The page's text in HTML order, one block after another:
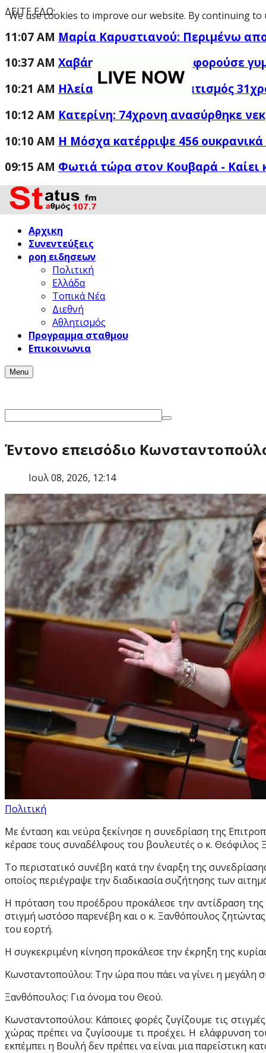
ΔΕΙΤΕ ΕΔΩ:
11:07 AM Μαρία Καρυστιανού: Περιμένω
10:37 AM Χαβάη: 20χρονος κυκλοφορούσε
10:21 AM Ηλεία: Σοβαρός τραυματισμός
10:12 AM Κατερίνη: 74χρονη ανασύρθηκε
10:10 AM Η Μόσχα κατέρριψε 456
09:15 AM Φωτιά τώρα στον Κουβαρά - Καίει
Αρχικη
Συνεντεύξεις
ροη ειδησεων
Πολιτική
Ελλάδα
Τοπικά Νέα
Διεθνή
Αθλητισμός
Προγραμμα σταθμου
Επικοινωνια
Menu
Έντονο επεισόδιο
Ιουλ 08, 2026, 12:14
Πολιτική
Με ένταση και νεύρα ξεκίνησε η συνεδρίαση της
κέρασε τους συναδέλφους του βουλευτές ο κ.
Το περιστατικό συνέβη κατά την έναρξη της
οποίος περιέγραψε την διαδικασία συζήτησης των
Η πρόταση του προέδρου προκάλεσε την αντίδραση
στιγμή ωστόσο παρενέβη και ο κ. Ξανθόπουλος
του εορτή.
Η συγκεκριμένη κίνηση προκάλεσε την έκρηξη της
Κωνσταντοπούλου: Την ώρα που πάει να γίνει η μεγάλη
Ξανθόπουλος: Για όνομα του Θεού.
Κωνσταντοπούλου: Κάποιες φορές ζυγίζουμε τις
χώρας πρέπει να ζυγίσουμε τι προέχει. Η ελάφρυνση
εκπέμπει η Βουλή δεν πρέπει να είναι μια παρεΐστικη
We use cookies to improve our website. By continuing